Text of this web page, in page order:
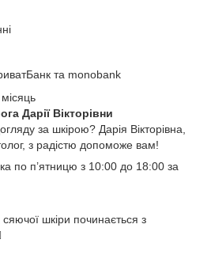
та monobank
Дарії Вікторівни
за шкірою? Дарія Вікторівна,
з радістю допоможе вам!
по п’ятницю з 10:00 до 18:00 за
шкіри починається з